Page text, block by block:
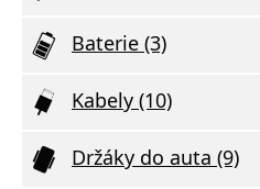
Baterie (3)
Kabely (10)
Držáky do auta (9)